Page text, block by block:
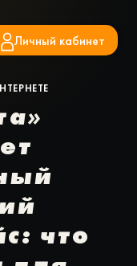
Личный кабинет
что